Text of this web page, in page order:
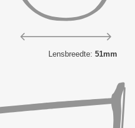
Lensbreedte: 51mm